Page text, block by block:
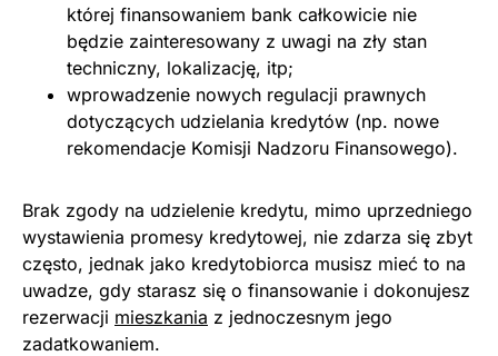
której finansowaniem bank całkowicie nie
będzie zainteresowany z uwagi na zły stan
techniczny, lokalizację, itp;
wprowadzenie nowych regulacji prawnych
dotyczących udzielania kredytów (np. nowe
rekomendacje Komisji Nadzoru Finansowego).
Brak zgody na udzielenie kredytu, mimo uprzedniego
wystawienia promesy kredytowej, nie zdarza się zbyt
często, jednak jako kredytobiorca musisz mieć to na
uwadze, gdy starasz się o finansowanie i dokonujesz
rezerwacji mieszkania z jednoczesnym jego
zadatkowaniem.